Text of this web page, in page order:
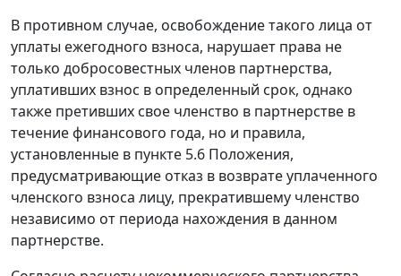
В противном случае, освобождение такого лица от
уплаты ежегодного взноса, нарушает права не
только добросовестных членов партнерства,
уплативших взнос в определенный срок, однако
также претивших свое членство в партнерстве в
течение финансового года, но и правила,
установленные в пункте 5.6 Положения,
предусматривающие отказ в возврате уплаченного
членского взноса лицу, прекратившему членство
независимо от периода нахождения в данном
партнерстве.